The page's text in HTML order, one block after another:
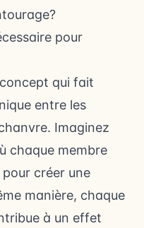
pour
qui fait
entre les
Imaginez
chaque membre
créer une
manière, chaque
à un effet